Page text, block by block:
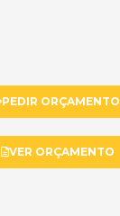
PEDIR ORÇAMENTO
VER ORÇAMENTO